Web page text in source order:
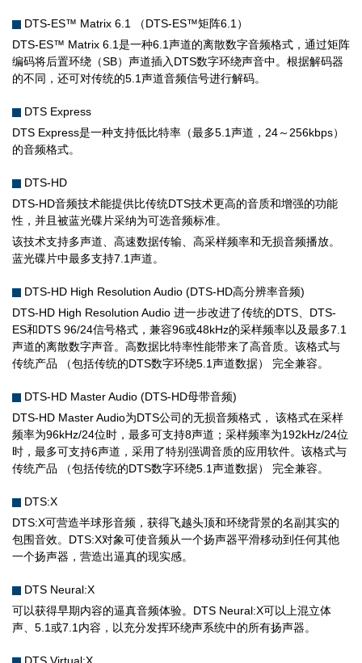
DTS-ES™ Matrix 6.1 （DTS-ES™矩阵6.1）
DTS-ES™ Matrix 6.1是一种6.1声道的离散数字音频格式，通过矩阵
编码将后置环绕（SB）声道插入DTS数字环绕声音中。根据解码器
的不同，还可对传统的5.1声道音频信号进行解码。
DTS Express
DTS Express是一种支持低比特率（最多5.1声道，24～256kbps）
的音频格式。
DTS-HD
DTS-HD音频技术能提供比传统DTS技术更高的音质和增强的功能
性，并且被蓝光碟片采纳为可选音频标准。
该技术支持多声道、高速数据传输、高采样频率和无损音频播放。
蓝光碟片中最多支持7.1声道。
DTS-HD High Resolution Audio (DTS-HD高分辨率音频)
DTS-HD High Resolution Audio 进一步改进了传统的DTS、DTS-
ES和DTS 96/24信号格式，兼容96或48kHz的采样频率以及最多7.1
声道的离散数字声音。高数据比特率性能带来了高音质。该格式与
传统产品 （包括传统的DTS数字环绕5.1声道数据） 完全兼容。
DTS-HD Master Audio (DTS-HD母带音频)
DTS-HD Master Audio为DTS公司的无损音频格式， 该格式在采样
频率为96kHz/24位时，最多可支持8声道；采样频率为192kHz/24位
时，最多可支持6声道，采用了特别强调音质的应用软件。该格式与
传统产品 （包括传统的DTS数字环绕5.1声道数据） 完全兼容。
DTS:X
DTS:X可营造半球形音频，获得飞越头顶和环绕背景的名副其实的
包围音效。DTS:X对象可使音频从一个扬声器平滑移动到任何其他
一个扬声器，营造出逼真的现实感。
DTS Neural:X
可以获得早期内容的逼真音频体验。DTS Neural:X可以上混立体
声、5.1或7.1内容，以充分发挥环绕声系统中的所有扬声器。